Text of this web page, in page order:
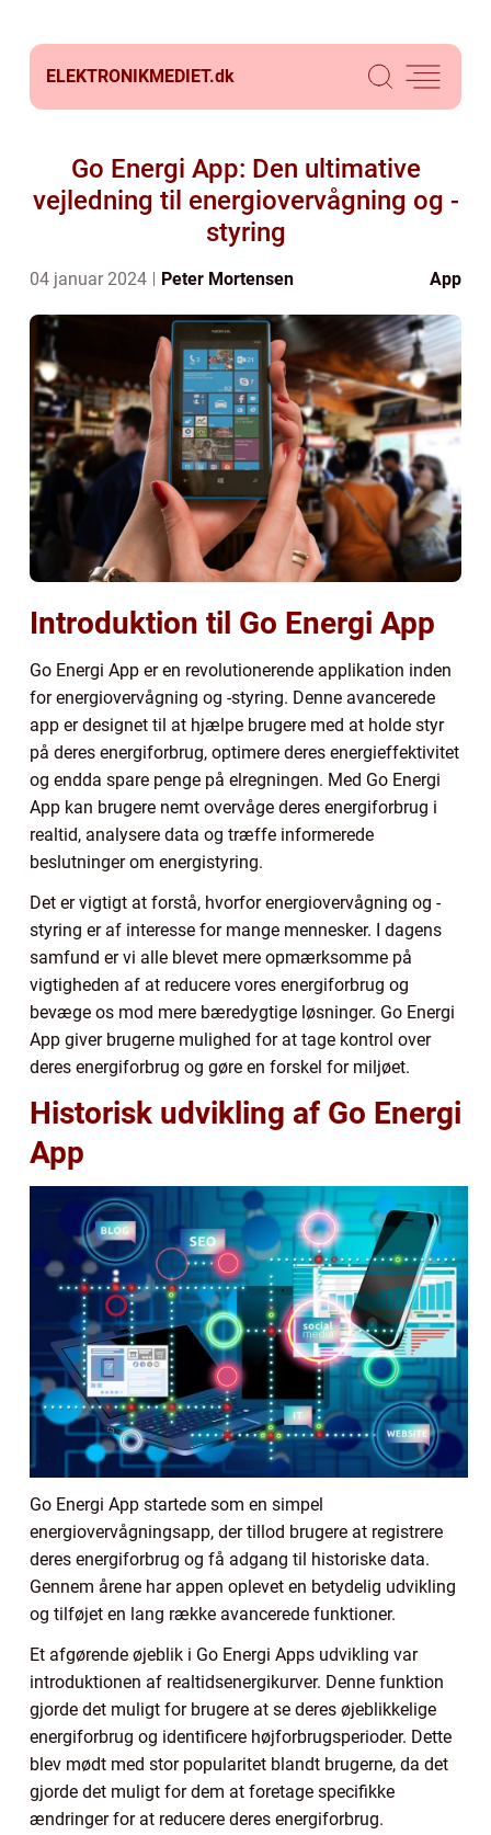
ELEKTRONIKMEDIET.dk
Go Energi App: Den ultimative
vejledning til energiovervågning og -
styring
04 januar 2024 Peter Mortensen App
Introduktion til Go Energi App
Go Energi App er en revolutionerende applikation inden
for energiovervågning og -styring. Denne avancerede
app er designet til at hjælpe brugere med at holde styr
på deres energiforbrug, optimere deres energieffektivitet
og endda spare penge på elregningen. Med Go Energi
App kan brugere nemt overvåge deres energiforbrug i
realtid, analysere data og træffe informerede
beslutninger om energistyring.
Det er vigtigt at forstå, hvorfor energiovervågning og -
styring er af interesse for mange mennesker. I dagens
samfund er vi alle blevet mere opmærksomme på
vigtigheden af at reducere vores energiforbrug og
bevæge os mod mere bæredygtige løsninger. Go Energi
App giver brugerne mulighed for at tage kontrol over
deres energiforbrug og gøre en forskel for miljøet.
Historisk udvikling af Go Energi
App
Go Energi App startede som en simpel
energiovervågningsapp, der tillod brugere at registrere
deres energiforbrug og få adgang til historiske data.
Gennem årene har appen oplevet en betydelig udvikling
og tilføjet en lang række avancerede funktioner.
Et afgørende øjeblik i Go Energi Apps udvikling var
introduktionen af realtidsenergikurver. Denne funktion
gjorde det muligt for brugere at se deres øjeblikkelige
energiforbrug og identificere højforbrugsperioder. Dette
blev mødt med stor popularitet blandt brugerne, da det
gjorde det muligt for dem at foretage specifikke
ændringer for at reducere deres energiforbrug.